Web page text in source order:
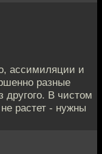
ассимиляции и
разные
другого. В чистом
растет - нужны